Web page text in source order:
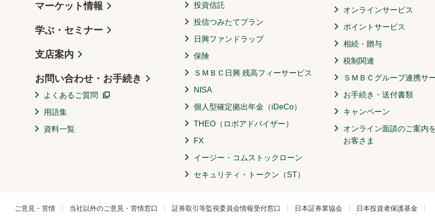
マーケット情報
学ぶ・セミナー
支店案内
お問い合わせ・お手続き
よくあるご質問
用語集
資料一覧
投資信託
投信つみたてプラン
日興ファンドラップ
保険
ＳＭＢＣ日興 残高フィーサービス
NISA
個人型確定拠出年金（iDeCo）
THEO（ロボアドバイザー）
FX
イージー・コムストックローン
セキュリティ・トークン（ST）
オンラインサービス
ポイントサービス
相続・贈与
税制関連
ＳＭＢＣグループ連携サ
お手続き・送付書類
キャンペーン
オンライン面談のご案内
お客さま
ご意見・苦情 当社以外のご意見・苦情窓口 証券取引等監視委員会情報受付窓口 日本証券業協会 日本投資者保護基金